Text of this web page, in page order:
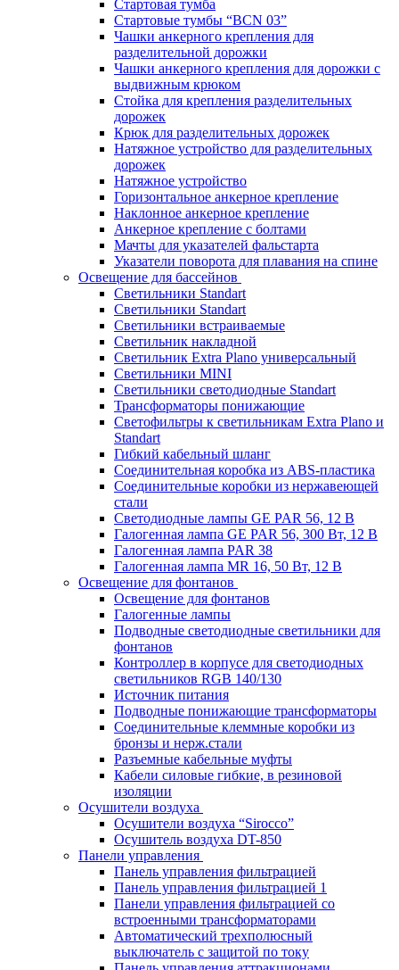
Стартовая тумба
Стартовые тумбы “BCN 03”
Чашки анкерного крепления для
разделительной дорожки
Чашки анкерного крепления для дорожки с
выдвижным крюком
Стойка для крепления разделительных
дорожек
Крюк для разделительных дорожек
Натяжное устройство для разделительных
дорожек
Натяжное устройство
Горизонтальное анкерное крепление
Наклонное анкерное крепление
Анкерное крепление с болтами
Мачты для указателей фальстарта
Указатели поворота для плавания на спине
Освещение для бассейнов
Светильники Standart
Светильники Standart
Светильники встраиваемые
Светильник накладной
Светильник Extra Plano универсальный
Светильники MINI
Светильники светодиодные Standart
Трансформаторы понижающие
Светофильтры к светильникам Extra Plano и
Standart
Гибкий кабельный шланг
Соединительная коробка из ABS-пластика
Соединительные коробки из нержавеющей
стали
Светодиодные лампы GE PAR 56, 12 В
Галогенная лампа GE PAR 56, 300 Вт, 12 В
Галогенная лампа PAR 38
Галогенная лампа MR 16, 50 Вт, 12 В
Освещение для фонтанов
Освещение для фонтанов
Галогенные лампы
Подводные светодиодные светильники для
фонтанов
Контроллер в корпусе для светодиодных
светильников RGB 140/130
Источник питания
Подводные понижающие трансформаторы
Соединительные клеммные коробки из
бронзы и нерж.стали
Разъемные кабельные муфты
Кабели силовые гибкие, в резиновой
изоляции
Осушители воздуха
Осушители воздуха “Sirocco”
Осушитель воздуха DT-850
Панели управления
Панель управления фильтрацией
Панель управления фильтрацией 1
Панели управления фильтрацией cо
встроенными трансформаторами
Автоматический трехполюсный
выключатель с защитой по току